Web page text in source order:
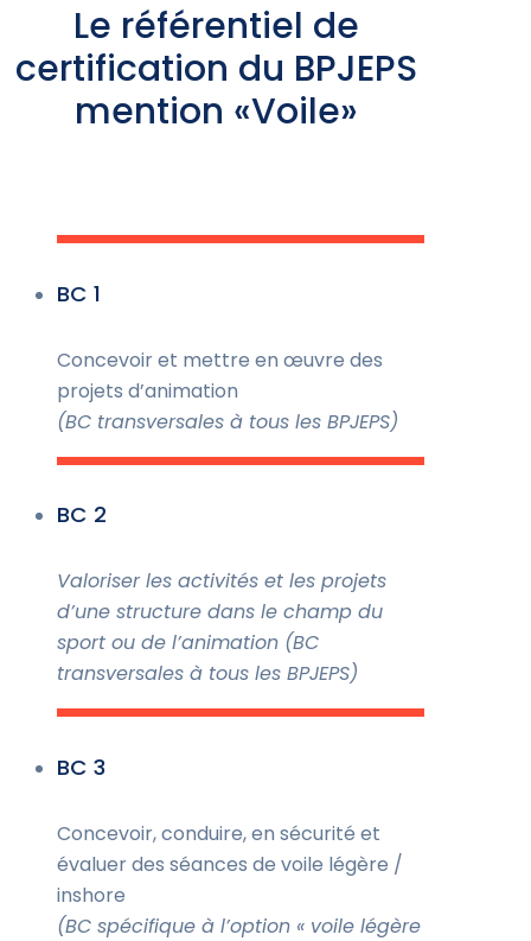
Le référentiel de
certification du BPJEPS
mention «Voile»
BC 1
Concevoir et mettre en œuvre des
projets d’animation
(BC transversales à tous les BPJEPS)
BC 2
Valoriser les activités et les projets
d’une structure dans le champ du
sport ou de l’animation (BC
transversales à tous les BPJEPS)
BC 3
Concevoir, conduire, en sécurité et
évaluer des séances de voile légère /
inshore
(BC spécifique à l’option « voile légère